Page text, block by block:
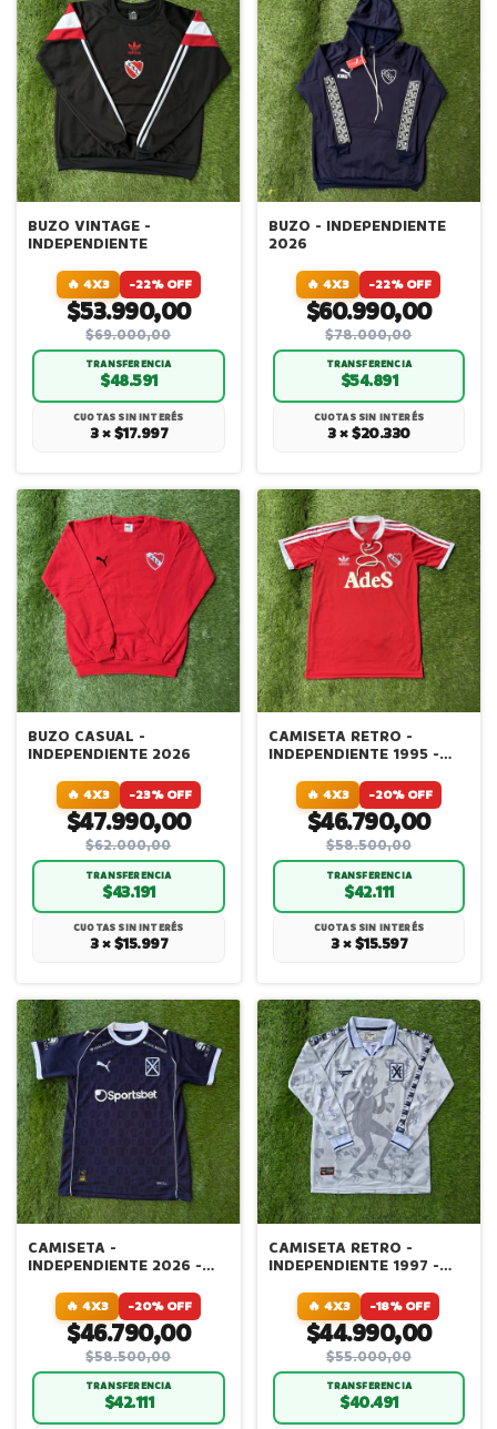
BUZO VINTAGE -
INDEPENDIENTE
🔥 4X3 -22% OFF
$53.990,00
$69.000,00
TRANSFERENCIA
$48.591
CUOTAS SIN INTERÉS
3 × $17.997
BUZO - INDEPENDIENTE
2026
🔥 4X3 -22% OFF
$60.990,00
$78.000,00
TRANSFERENCIA
$54.891
CUOTAS SIN INTERÉS
3 × $20.330
BUZO CASUAL -
INDEPENDIENTE 2026
🔥 4X3 -23% OFF
$47.990,00
$62.000,00
TRANSFERENCIA
$43.191
CUOTAS SIN INTERÉS
3 × $15.997
CAMISETA RETRO -
INDEPENDIENTE 1995 -
🔥 4X3 -20% OFF
$46.790,00
$58.500,00
TRANSFERENCIA
$42.111
CUOTAS SIN INTERÉS
3 × $15.597
CAMISETA -
INDEPENDIENTE 2026 -
🔥 4X3 -20% OFF
$46.790,00
$58.500,00
TRANSFERENCIA
$42.111
CAMISETA RETRO -
INDEPENDIENTE 1997 -
🔥 4X3 -18% OFF
$44.990,00
$55.000,00
TRANSFERENCIA
$40.491